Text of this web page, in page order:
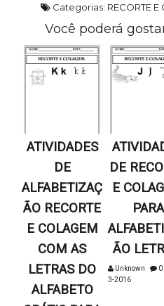
Categorias: RECORTE
Você poderá
ATIVIDADES
DE
ALFABETIZAÇ
ÃO RECORTE
E COLAGEM
COM AS
LETRAS DO
ALFABETO
DE
E
PARA
ÃO
Unknown 0
3-2016